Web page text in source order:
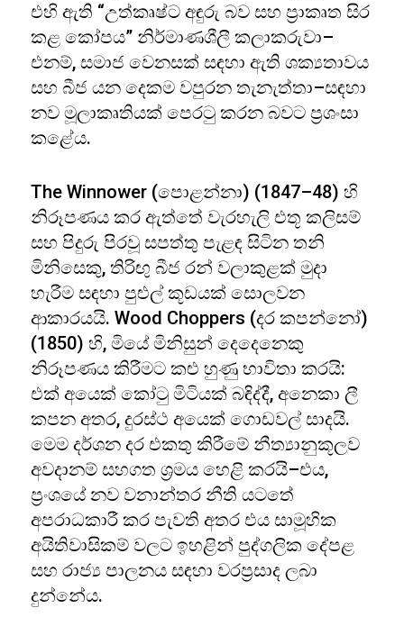
එහි ඇති “උත්කෘෂ්ට අඳුරු බව සහ ප්‍රාකෘත සිර
කළ කෝපය” නිර්මාණශීලී කලාකරුවා–
එනම්, සමාජ වෙනසක් සඳහා ඇති ශක්‍යතාවය
සහ බීජ යන දෙකම වපුරන තැනැත්තා–සඳහා
නව මූලාකෘතියක් පෙරටු කරන බවට ප්‍රශංසා
කළේය.
The Winnower (පොළන්නා) (1847–48) හි
නිරූපණය කර ඇත්තේ වැරහැලි එතූ කලිසම්
සහ පිදුරු පිරවූ සපත්තු පැළඳ සිටින තනි
මිනිසෙකු, තිරිඟු බීජ රන් වලාකුළක් මුදා
හැරීම සඳහා පුළුල් කූඩයක් සොලවන
ආකාරයයි. Wood Choppers (දර කපන්නෝ)
(1850) හි, මියේ මිනිසුන් දෙදෙනෙකු
නිරූපණය කිරීමට කළු හුණු භාවිතා කරයි:
එක් අයෙක් කෝටු මිටියක් බඳිද්දී, අනෙකා ලී
කපන අතර, දුරස්ථ අයෙක් ගොඩවල් සාදයි.
මෙම දර්ශන දර එකතු කිරීමේ නීත්‍යානුකූලව
අවදානම් සහගත ශ්‍රමය හෙළි කරයි–එය,
ප්‍රංශයේ නව වනාන්තර නීති යටතේ
අපරාධකාරී කර පැවති අතර එය සාමූහික
අයිතිවාසිකම් වලට ඉහළින් පුද්ගලික දේපළ
සහ රාජ්‍ය පාලනය සඳහා වරප්‍රසාද ලබා
දුන්නේය.